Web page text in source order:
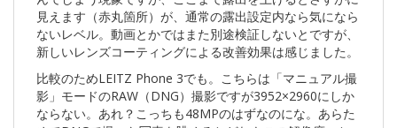
見えます（赤丸箇所）が、通常の露出設定内なら気になら
ないレベル。動画とかではまた別途検証しないとですが、
新しいレンズコーティングによる改善効果は感じました。
比較のためLEITZ Phone 3でも。こちらは「マニュアル撮
影」モードのRAW（DNG）撮影ですが3952×2960にしか
ならない。あれ？こっちも48MPのはずなのにな。あらた